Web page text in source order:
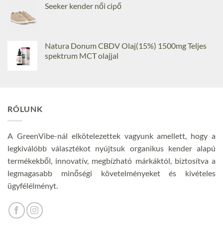
Seeker kender női cipő
Natura Donum CBDV Olaj(15%) 1500mg Teljes
spektrum MCT olajjal
RÓLUNK
A GreenVibe-nál elkötelezettek vagyunk amellett, hogy a
legkiválóbb választékot nyújtsuk organikus kender alapú
termékekből, innovatív, megbízható márkáktól, biztosítva a
legmagasabb minőségi követelményeket és kivételes
ügyfélélményt.